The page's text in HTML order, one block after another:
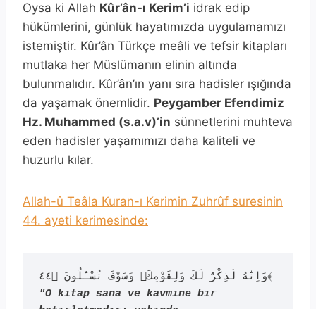
Oysa ki Allah Kûr’ân-ı Kerim’i idrak edip
hükümlerini, günlük hayatımızda uygulamamızı
istemiştir. Kûr’ân Türkçe meâli ve tefsir kitapları
mutlaka her Müslümanın elinin altında
bulunmalıdır. Kûr’ân’ın yanı sıra hadisler ışığında
da yaşamak önemlidir. Peygamber Efendimiz
Hz. Muhammed (s.a.v)’in sünnetlerini muhteva
eden hadisler yaşamımızı daha kaliteli ve
huzurlu kılar.
Allah-û Teâla Kuran-ı Kerimin Zuhrûf suresinin
44. ayeti kerimesinde:
"O kitap sana ve kavmine bir